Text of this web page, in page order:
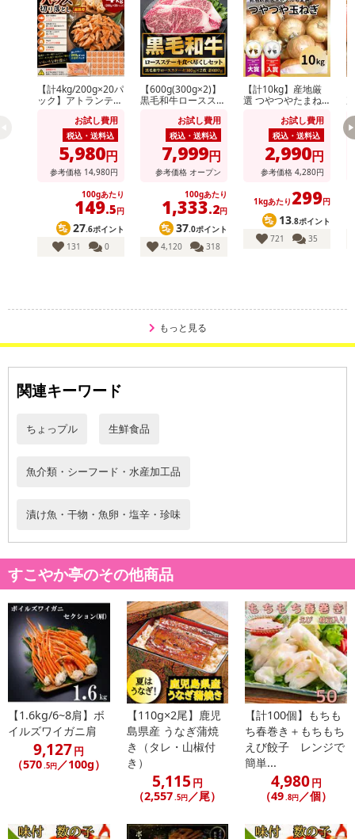
【キャンセルについて】
※お申込み後のキャンセルはお受けできません。
記載されている内容を必ずご確認いただき、お届けする商品セット
にご納得いただきましたうえでお申し込みください。
※パッケージ変更や商品リニューアル（成分など含む）等により、
参考の掲載画像や画像内のバーコードなど、お届け商品と多少異な
る場合がございます。
また、[新たな加工食品の原料原産地表示制度]の経過措置期間の終
了により、商品詳細内に記載の原産国・原材料の表記が旧表記の場
合がございます。
あらかじめご了承いただいた上でお申込みください。なお、本理由
によるお申込み後のキャンセル・返品交換は対応いたしかねます。
【お支払いについて】
Payでお支払いの場合、決済のため外部サイトへ遷移します。
発送日カレンダー
休業日
■ その他共通および商品カテゴリー別注意事項（※必ずご確認くだ
さい）
こちらの情報は2026年07月09日 時点での情報となります。
【計4kg/200g×20パ
ック】アトランティ
切り落としお試し費用
税込・送料込
5,980円
参考価格 14,980円
100gあたり
149.5円
27.6ポイント
131
0
【600g(300g×2)】
黒毛和牛ロースステ
お試し費用
税込・送料込
7,999円
参考価格 オープン
100gあたり
1,333.2円
37.0ポイント
4,120
318
【計10kg】産地厳
選 つやつやたまね
お試し費用
税込・送料込
2,990円
参考価格 4,280円
1kgあたり 299円
13.8ポイント
721
35
もっと見る
関連キーワード
ちょっプル 生鮮食品
魚介類・シーフード・水産加工品
漬け魚・干物・魚卵・塩辛・珍味
すこやか亭のその他商品
【1.6kg/6~8肩】ボ
イルズワイガニ肩
9,127円
（570.5円／100g）
【110g×2尾】鹿児
島県産 うなぎ蒲焼
き（タレ・山椒付
き）
5,115 円
（2,557.5円／尾）
【計100個】もちも
ち春巻き＋もちもち
えび餃子 レンジで
簡単...
4,980円
（49.8円／個）